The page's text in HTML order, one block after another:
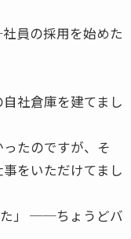
員の採用を始めた
社倉庫を建てまし
たのですが、そ
をいただけてまし
た」 ──ちょうどバ